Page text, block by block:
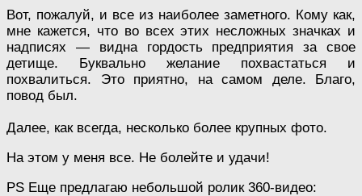
Вот, пожалуй, и все из наиболее заметного. Кому как,
мне кажется, что во всех этих несложных значках и
надписях — видна гордость предприятия за свое
детище. Буквально желание похвастаться и
похвалиться. Это приятно, на самом деле. Благо,
повод был.
Далее, как всегда, несколько более крупных фото.
На этом у меня все. Не болейте и удачи!
PS Еще предлагаю небольшой ролик 360-видео: